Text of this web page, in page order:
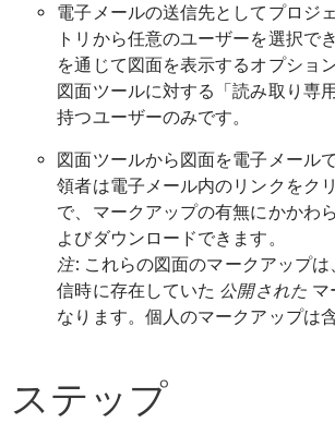
電子メールの送信先としてプロジ
トリから任意のユーザーを選択で
を通じて図面を表示するオプショ
図面ツールに対する「読み取り専
持つユーザーのみです。
図面ツールから図面を電子メール
領者は電子メール内のリンクをク
で、マークアップの有無にかかわ
よびダウンロードできます。
注: これらの図面のマークアップ
信時に存在していた 公開された マ
なります。個人のマークアップは
ステップ